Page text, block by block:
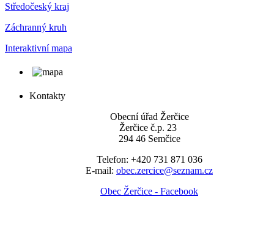
Středočeský kraj
Záchranný kruh
Interaktivní mapa
Kontakty
Obecní úřad Žerčice
Žerčice č.p. 23
294 46 Semčice
Telefon: +420 731 871 036
E-mail: obec.zercice@seznam.cz
Obec Žerčice - Facebook